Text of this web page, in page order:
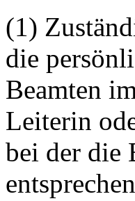
(1)
die
Beamten
Leiterin
bei der die